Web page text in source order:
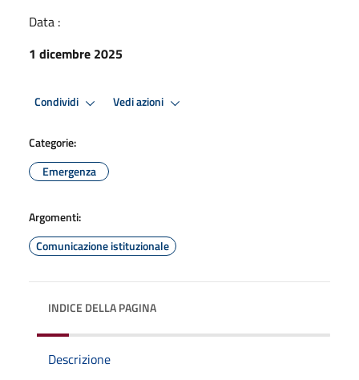
Data :
1 dicembre 2025
Condividi Vedi azioni
Categorie:
Emergenza
Argomenti:
Comunicazione istituzionale
INDICE DELLA PAGINA
Descrizione